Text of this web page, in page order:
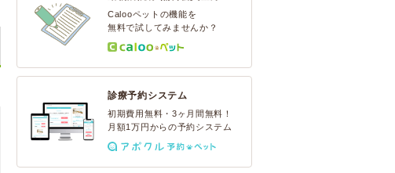
Calooペットの機能を
無料で試してみませんか？
診療予約システム
初期費用無料・3ヶ月間無料！
月額1万円からの予約システム